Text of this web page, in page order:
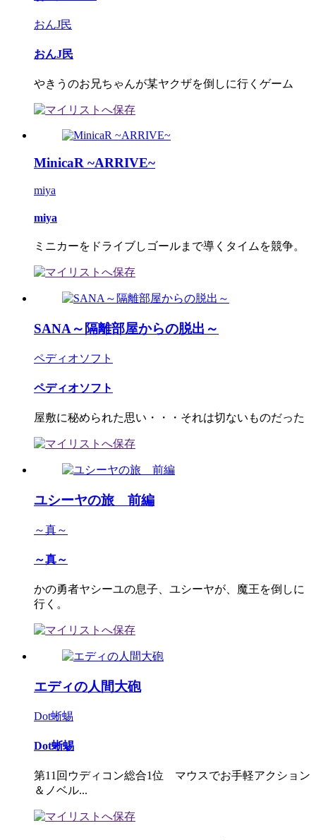
おんJ民
おんJ民
やきうのお兄ちゃんが某ヤクザを倒しに行くゲーム
MinicaR ~ARRIVE~
miya
miya
ミニカーをドライブしゴールまで導くタイムを競争。
SANA～隔離部屋からの脱出～
ペディオソフト
ペディオソフト
屋敷に秘められた思い・・・それは切ないものだった
ユシーヤの旅 前編
～真～
～真～
かの勇者ヤシーユの息子、ユシーヤが、魔王を倒しに
行く。
エディの人間大砲
Dot蜥蜴
Dot蜥蜴
第11回ウディコン総合1位 マウスでお手軽アクション
＆ノベル...